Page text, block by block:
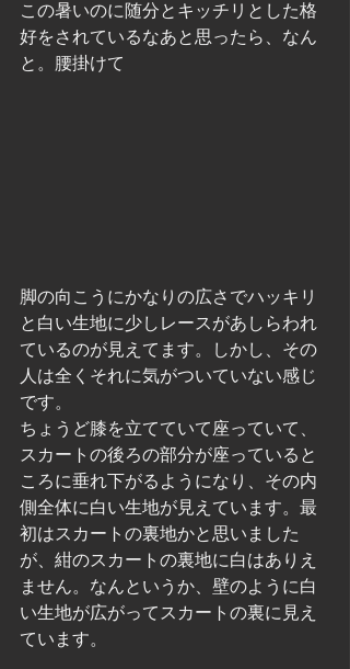
この暑いのに随分とキッチリとした格
好をされているなあと思ったら、なん
と。腰掛けて
脚の向こうにかなりの広さでハッキリ
と白い生地に少しレースがあしらわれ
ているのが見えてます。しかし、その
人は全くそれに気がついていない感じ
です。
ちょうど膝を立てていて座っていて、
スカートの後ろの部分が座っていると
ころに垂れ下がるようになり、その内
側全体に白い生地が見えています。最
初はスカートの裏地かと思いました
が、紺のスカートの裏地に白はありえ
ません。なんというか、壁のように白
い生地が広がってスカートの裏に見え
ています。